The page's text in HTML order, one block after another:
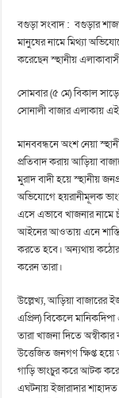
বগুড়া সংবাদ : বগুড়ার
মানুষের নামে মিথ্যা
করেছেন স্হানীয়
সোমবার (৫ মে) বিকাল
সোনালী বাজার এলাকায়
মানববন্ধনে অংশ নেয়া
প্রতিবাদ করায় আড়িয়া
মুরাদ বাদী হয়ে স্হানীয়
অভিযোগে হয়রানীমূলক
এসে এভাবে খাজনার নামে
আইনের আওতায় এনে শাস্তি
করতে হবে। অন‍্যথায় কঠোর
করেন তারা।
উল্লেখ্য, আড়িয়া বাজারের
এপ্রিল) বিকেলে
তারা খাজনা দিতে
উত্তেজিত জনগণ ক্ষিপ্ত
গাড়ি ভাংচুর করে আটক করে
এঘটনায় ইজারাদার